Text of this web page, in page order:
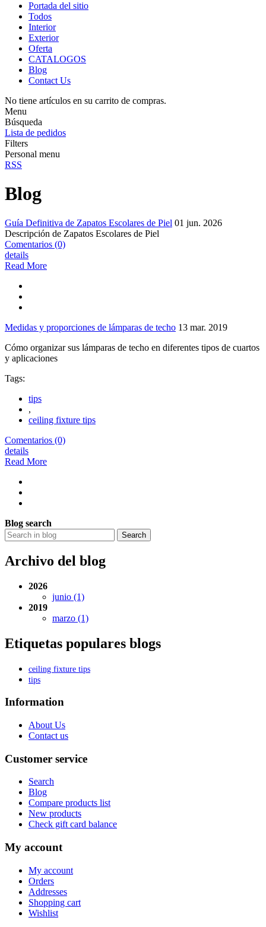
Portada del sitio
Todos
Interior
Exterior
Oferta
CATALOGOS
Blog
Contact Us
No tiene artículos en su carrito de compras.
Menu
Búsqueda
Lista de pedidos
Filters
Personal menu
RSS
Blog
Guía Definitiva de Zapatos Escolares de Piel 01 jun. 2026
Descripción de Zapatos Escolares de Piel
Comentarios (0)
details
Read More
Medidas y proporciones de lámparas de techo 13 mar. 2019
Cómo organizar sus lámparas de techo en diferentes tipos de cuartos
y aplicaciones
Tags:
tips
,
ceiling fixture tips
Comentarios (0)
details
Read More
Blog search
Search
Archivo del blog
2026
junio (1)
2019
marzo (1)
Etiquetas populares blogs
ceiling fixture tips
tips
Information
About Us
Contact us
Customer service
Search
Blog
Compare products list
New products
Check gift card balance
My account
My account
Orders
Addresses
Shopping cart
Wishlist